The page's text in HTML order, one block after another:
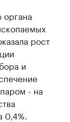
рост
и
- на